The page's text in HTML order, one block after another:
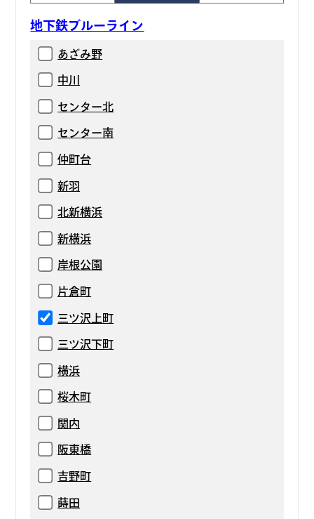
地下鉄ブルーライン
あざみ野
中川
センター北
センター南
仲町台
新羽
北新横浜
新横浜
岸根公園
片倉町
三ツ沢上町
三ツ沢下町
横浜
桜木町
関内
阪東橋
吉野町
蒔田